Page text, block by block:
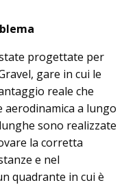
progettate per
gare in cui le
reale che
a lungo
sono realizzate
la corretta
e nel
quadrante in cui è